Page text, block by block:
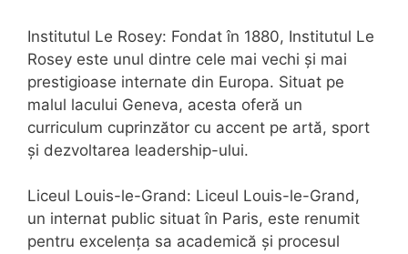
Institutul Le Rosey: Fondat în 1880, Institutul Le
Rosey este unul dintre cele mai vechi și mai
prestigioase internate din Europa. Situat pe
malul lacului Geneva, acesta oferă un
curriculum cuprinzător cu accent pe artă, sport
și dezvoltarea leadership-ului.
Liceul Louis-le-Grand: Liceul Louis-le-Grand,
un internat public situat în Paris, este renumit
pentru excelența sa academică și procesul